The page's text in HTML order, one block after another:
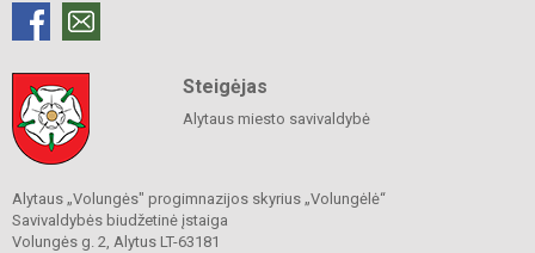
Steigėjas
Alytaus miesto savivaldybė
Alytaus „Volungės" progimnazijos skyrius „Volungėlė“
Savivaldybės biudžetinė įstaiga
Volungės g. 2, Alytus LT-63181